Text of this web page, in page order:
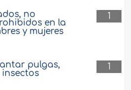
1
no
en la
y mujeres
1
pulgas,
insectos